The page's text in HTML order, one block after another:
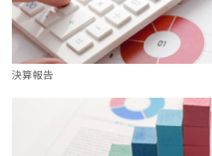
決算報告